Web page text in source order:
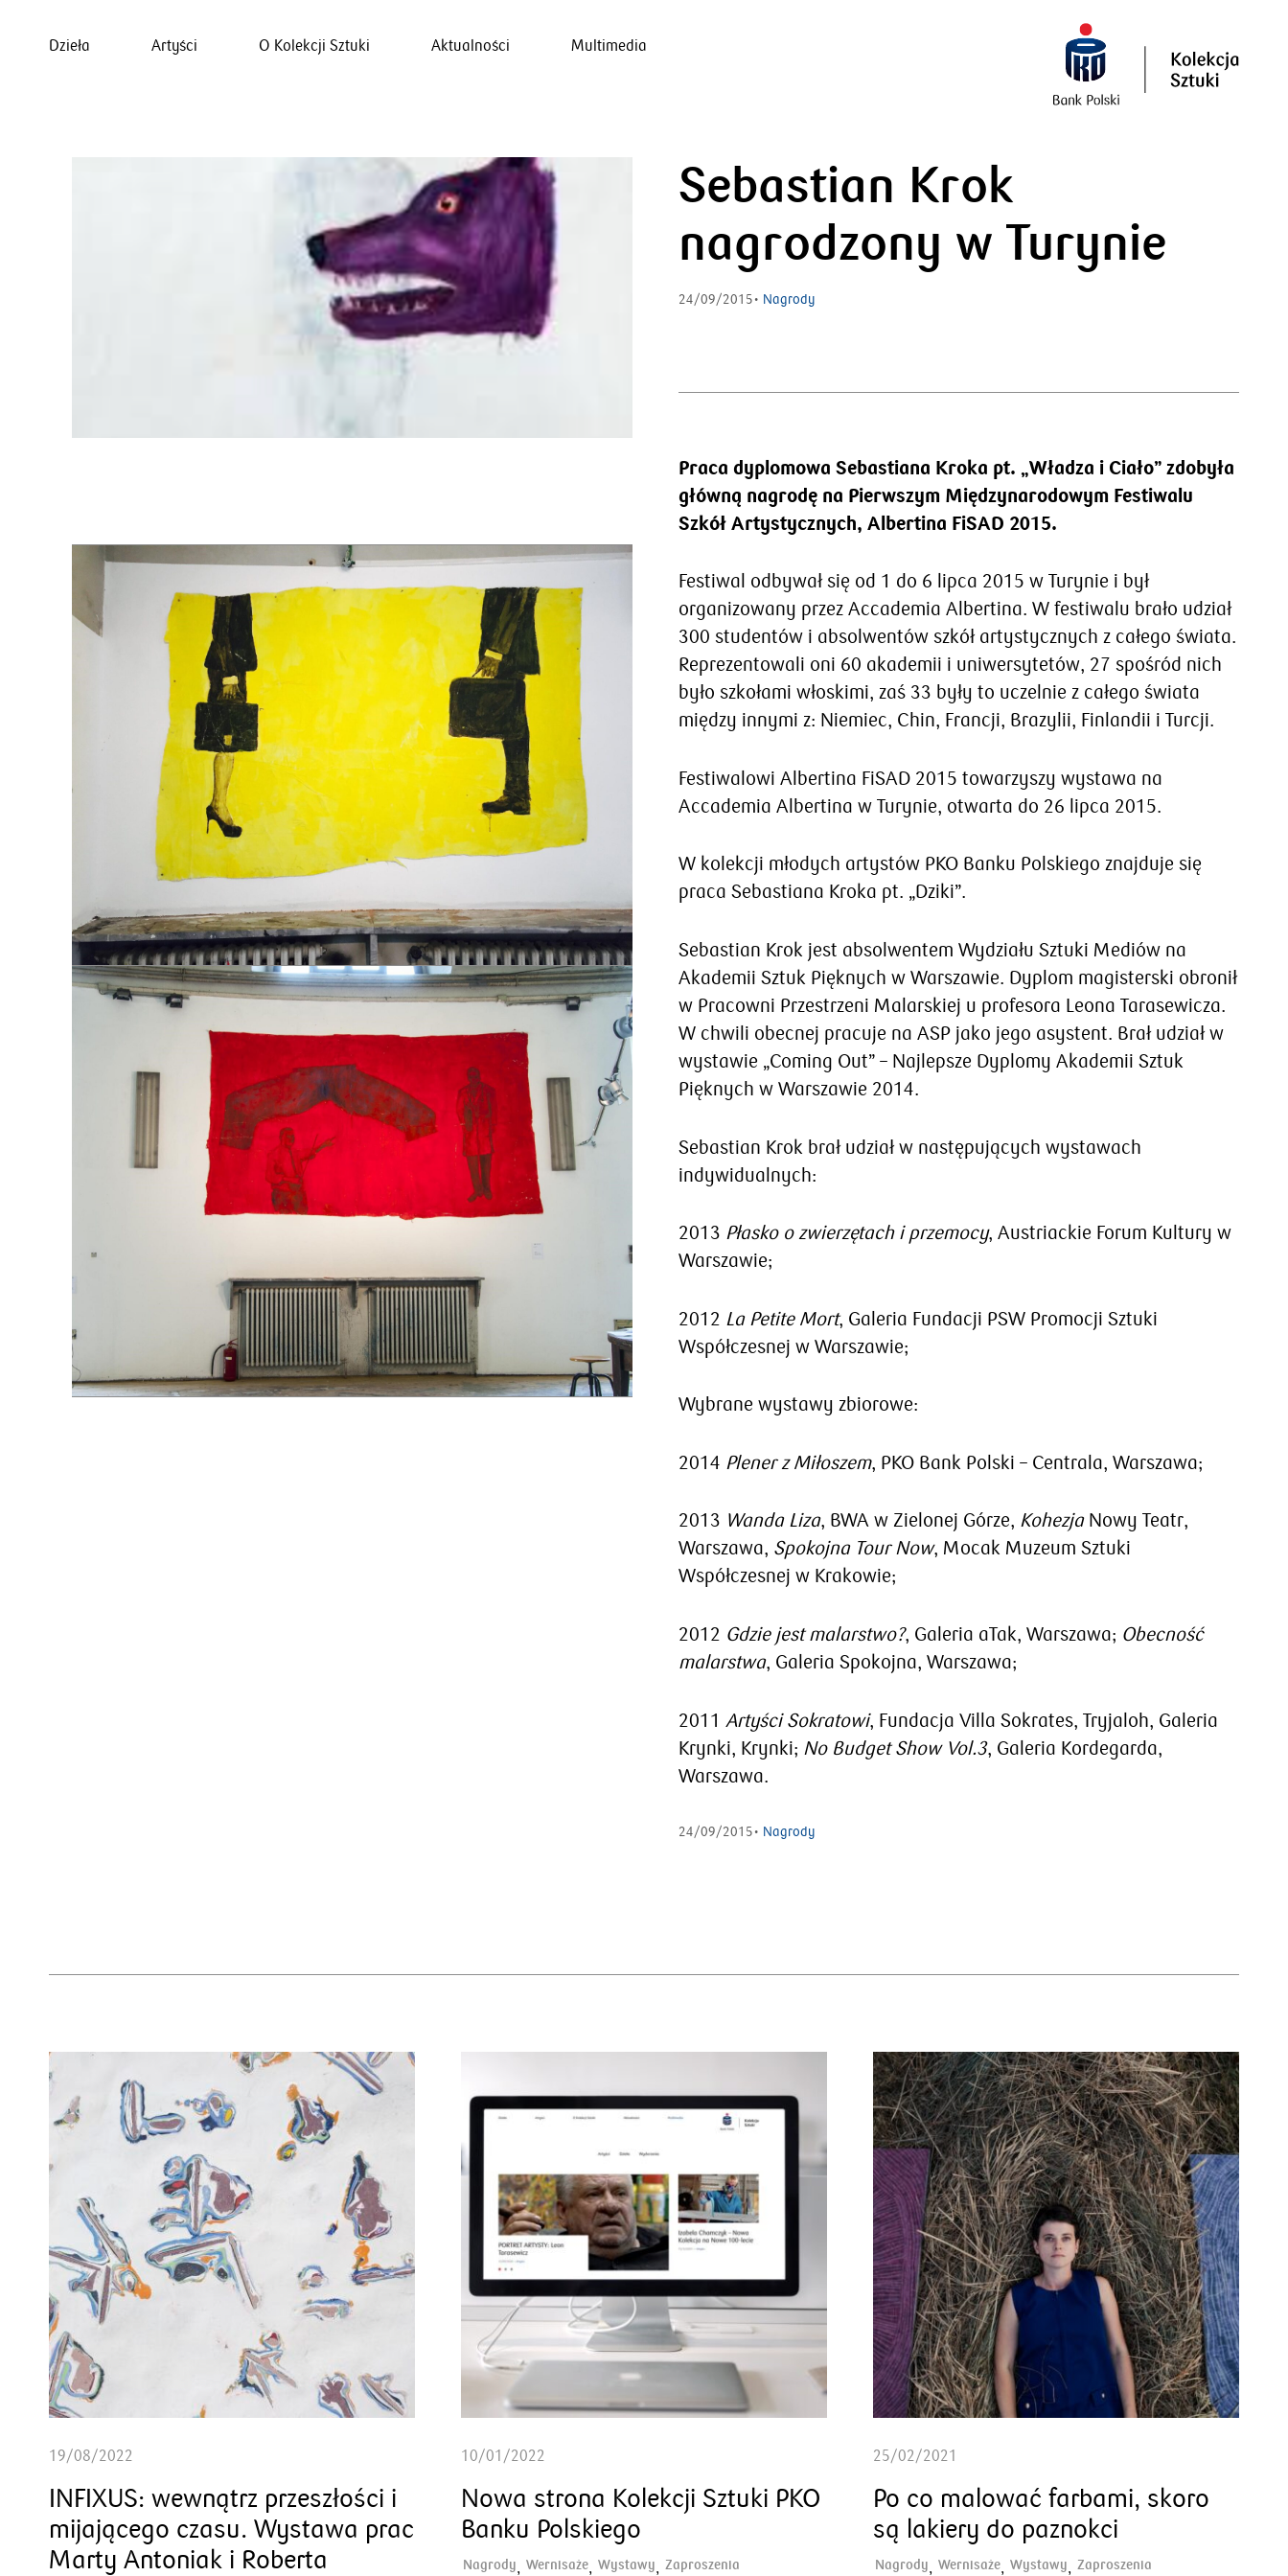
Dzieła Artyści O Kolekcji Sztuki Aktualności Multimedia
Sebastian Krok
nagrodzony w Turynie
24/09/2015• Nagrody
Praca dyplomowa Sebastiana Kroka pt. „Władza i Ciało” zdobyła
główną nagrodę na Pierwszym Międzynarodowym Festiwalu
Szkół Artystycznych, Albertina FiSAD 2015.
Festiwal odbywał się od 1 do 6 lipca 2015 w Turynie i był
organizowany przez Accademia Albertina. W festiwalu brało udział
300 studentów i absolwentów szkół artystycznych z całego świata.
Reprezentowali oni 60 akademii i uniwersytetów, 27 spośród nich
było szkołami włoskimi, zaś 33 były to uczelnie z całego świata
między innymi z: Niemiec, Chin, Francji, Brazylii, Finlandii i Turcji.
Festiwalowi Albertina FiSAD 2015 towarzyszy wystawa na
Accademia Albertina w Turynie, otwarta do 26 lipca 2015.
W kolekcji młodych artystów PKO Banku Polskiego znajduje się
praca Sebastiana Kroka pt. „Dziki”.
Sebastian Krok jest absolwentem Wydziału Sztuki Mediów na
Akademii Sztuk Pięknych w Warszawie. Dyplom magisterski obronił
w Pracowni Przestrzeni Malarskiej u profesora Leona Tarasewicza.
W chwili obecnej pracuje na ASP jako jego asystent. Brał udział w
wystawie „Coming Out” – Najlepsze Dyplomy Akademii Sztuk
Pięknych w Warszawie 2014.
Sebastian Krok brał udział w następujących wystawach
indywidualnych:
2013 Płasko o zwierzętach i przemocy, Austriackie Forum Kultury w
Warszawie;
2012 La Petite Mort, Galeria Fundacji PSW Promocji Sztuki
Współczesnej w Warszawie;
Wybrane wystawy zbiorowe:
2014 Plener z Miłoszem, PKO Bank Polski – Centrala, Warszawa;
2013 Wanda Liza, BWA w Zielonej Górze, KohezjaNowy Teatr,
Warszawa, Spokojna Tour Now, Mocak Muzeum Sztuki
Współczesnej w Krakowie;
2012 Gdzie jest malarstwo?, Galeria aTak, Warszawa; Obecność
malarstwa, Galeria Spokojna, Warszawa;
2011 Artyści Sokratowi, Fundacja Villa Sokrates, Tryjaloh, Galeria
Krynki, Krynki; No Budget Show Vol.3, Galeria Kordegarda,
Warszawa.
24/09/2015• Nagrody
19/08/2022
INFIXUS: wewnątrz przeszłości i
mijającego czasu. Wystawa prac
Marty Antoniak i Roberta
10/01/2022
Nowa strona Kolekcji Sztuki PKO
Banku Polskiego
Nagrody, Wernisaże, Wystawy, Zaproszenia
25/02/2021
Po co malować farbami, skoro
są lakiery do paznokci
Nagrody, Wernisaże, Wystawy, Zaproszenia